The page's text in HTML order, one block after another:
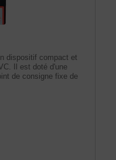
dispositif compact et
Il est doté d'une
de consigne fixe de